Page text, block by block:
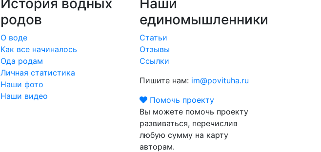
История водных
родов
О воде
Как все начиналось
Ода родам
Личная статистика
Наши фото
Наши видео
Наши
единомышленники
Статьи
Отзывы
Ссылки
Пишите нам: im@povituha.ru
Помочь проекту
Вы можете помочь проекту
развиваться, перечислив
любую сумму на карту
авторам.